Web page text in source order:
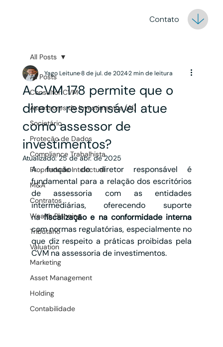
Contato
All Posts
Consultor CVM
Assessores de Investimentos (AI)
Societário
Proteção de Dados
Compliance Trabalhista
Propriedade Intelectual
M&A
Contratos
Wealth Planning
Tributário
Valuation
Marketing
Asset Management
Holding
Contabilidade
All Posts
A CVM 178 permite que o
diretor responsável atue
como assessor de
investimentos?
Yago Leitune8 de jul. de 20242 min de leitura
Atualizado:25 de abr. de 2025
A função do diretor responsável é
fundamental para a relação dos escritórios
de assessoria com as entidades
intermediárias, oferecendo suporte
na
com normas regulatórias, especialmente no
que diz respeito a práticas proibidas pela
CVM na assessoria de investimentos.